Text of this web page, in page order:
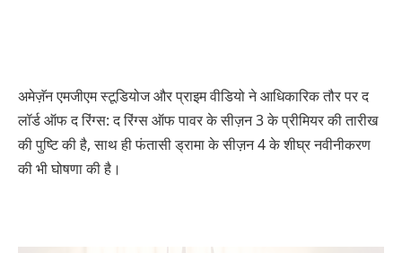
अमेज़ॅन एमजीएम स्टूडियोज और प्राइम वीडियो ने आधिकारिक तौर पर द
लॉर्ड ऑफ द रिंग्स: द रिंग्स ऑफ पावर के सीज़न 3 के प्रीमियर की तारीख
की पुष्टि की है, साथ ही फंतासी ड्रामा के सीज़न 4 के शीघ्र नवीनीकरण
की भी घोषणा की है।